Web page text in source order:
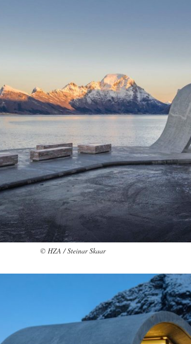
© HZA / Steinar Skaar